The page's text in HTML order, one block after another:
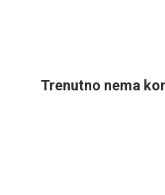
Trenutno nema